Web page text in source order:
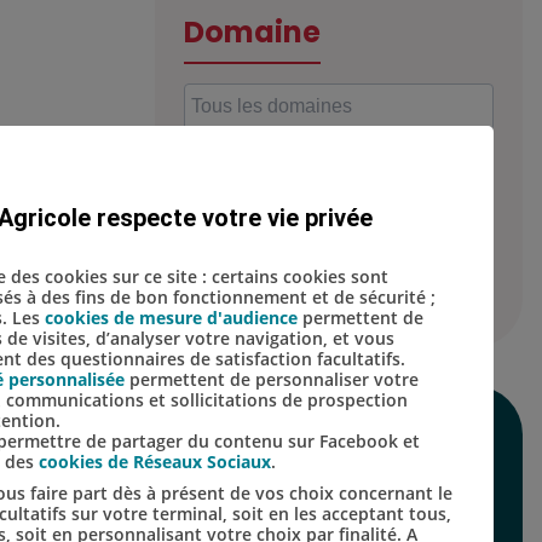
et
et
Domaine
Localisation
SUIVEZ-NOUS SUR
LES RÉSEAUX
SOCIAUX
respecte votre vie privée
des cookies sur ce site : certains cookies sont
à des fins de bon fonctionnement et de sécurité ;
Les cookies de mesure d'audience permettent de
visites, d’analyser votre navigation, et vous
des questionnaires de satisfaction facultatifs.
personnalisée permettent de personnaliser votre
communications et sollicitations de prospection
de partager du contenu sur Facebook et
cookies de Réseaux Sociaux.
faire part dès à présent de vos choix concernant le
sur votre terminal, soit en les acceptant tous,
soit en personnalisant votre choix par finalité. A